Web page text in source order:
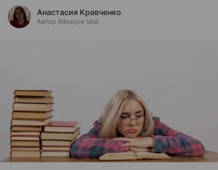
Анастасия Кравченко
Автор ВФокусе Mail